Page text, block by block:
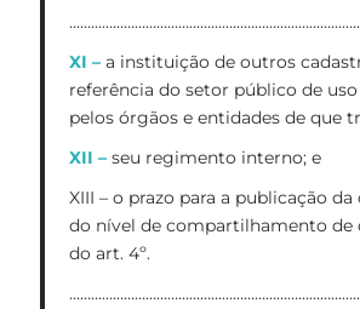
XI – a instituição de outros
referência do setor público de
pelos órgãos e entidades de que
XII – seu regimento interno; e
XIII – o prazo para a publicação
do nível de compartilhamento de
do art. 4º.